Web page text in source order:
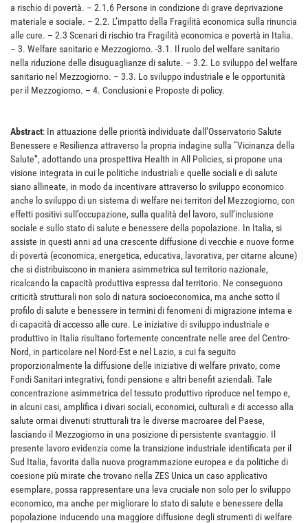
a rischio di povertà. – 2.1.6 Persone in condizione di grave deprivazione
materiale e sociale. – 2.2. L’impatto della Fragilità economica sulla rinuncia
alle cure. – 2.3 Scenari di rischio tra Fragilità economica e povertà in Italia.
– 3. Welfare sanitario e Mezzogiorno. -3.1. Il ruolo del welfare sanitario
nella riduzione delle disuguaglianze di salute. – 3.2. Lo sviluppo del welfare
sanitario nel Mezzogiorno. – 3.3. Lo sviluppo industriale e le opportunità
per il Mezzogiorno. – 4. Conclusioni e Proposte di policy.
Abstract: In attuazione delle priorità individuate dall’Osservatorio Salute
Benessere e Resilienza attraverso la propria indagine sulla “Vicinanza della
Salute”, adottando una prospettiva Health in All Policies, si propone una
visione integrata in cui le politiche industriali e quelle sociali e di salute
siano allineate, in modo da incentivare attraverso lo sviluppo economico
anche lo sviluppo di un sistema di welfare nei territori del Mezzogiorno, con
effetti positivi sull’occupazione, sulla qualità del lavoro, sull’inclusione
sociale e sullo stato di salute e benessere della popolazione. In Italia, si
assiste in questi anni ad una crescente diffusione di vecchie e nuove forme
di povertà (economica, energetica, educativa, lavorativa, per citarne alcune)
che si distribuiscono in maniera asimmetrica sul territorio nazionale,
ricalcando la capacità produttiva espressa dal territorio. Ne conseguono
criticità strutturali non solo di natura socioeconomica, ma anche sotto il
profilo di salute e benessere in termini di fenomeni di migrazione interna e
di capacità di accesso alle cure. Le iniziative di sviluppo industriale e
produttivo in Italia risultano fortemente concentrate nelle aree del Centro-
Nord, in particolare nel Nord-Est e nel Lazio, a cui fa seguito
proporzionalmente la diffusione delle iniziative di welfare privato, come
Fondi Sanitari integrativi, fondi pensione e altri benefit aziendali. Tale
concentrazione asimmetrica del tessuto produttivo riproduce nel tempo e,
in alcuni casi, amplifica i divari sociali, economici, culturali e di accesso alla
salute ormai divenuti strutturali tra le diverse macroaree del Paese,
lasciando il Mezzogiorno in una posizione di persistente svantaggio. Il
presente lavoro evidenzia come la transizione industriale identificata per il
Sud Italia, favorita dalla nuova programmazione europea e da politiche di
coesione più mirate che trovano nella ZES Unica un caso applicativo
esemplare, possa rappresentare una leva cruciale non solo per lo sviluppo
economico, ma anche per migliorare lo stato di salute e benessere della
popolazione inducendo una maggiore diffusione degli strumenti di welfare